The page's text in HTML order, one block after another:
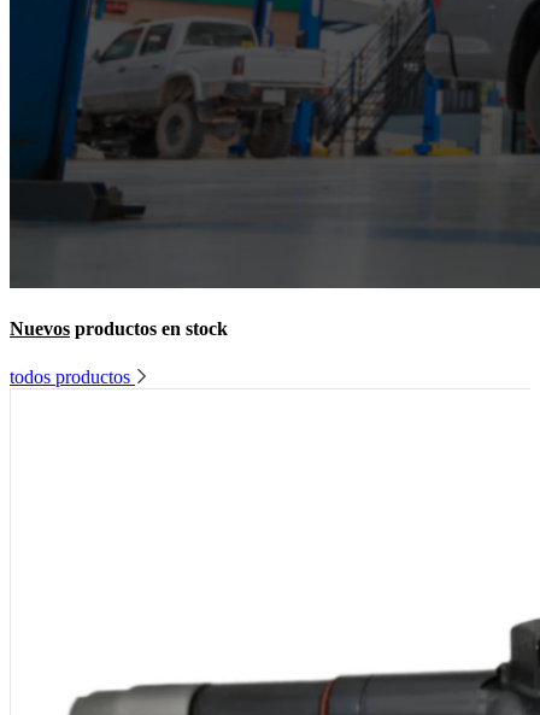
Nuevos productos en stock
todos productos